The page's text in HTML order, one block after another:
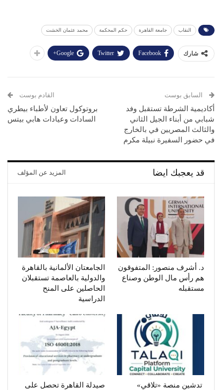
النقاب جامعة القاهرة حكم المحكمة محمد عثمان الخشت
شارك Facebook
Twitter
Google+
السابق بوست
أكاديمية الشرطة تستقبل وفد
شبابي من أبناء الجيل الثاني
والثالث المصريين في بالخارج
في حضور السفيرة نبيلة مكرم
القادم بوست
بروتوكول تعاون لأطباء بيطري
السادات وعيادات هابي بيتس
قد يعجبك ايضا المزيد عن المؤلف
د. أشرف منصور: المتفوقون
هم رأس مال الوطن وصناع
مستقبله
الجامعتان الألمانية بالقاهرة
والدولية بالعاصمة تستقبلان
الحاصلين على المنح
الدراسية
تدشين منصة «تلاقي»
صيدلة القاهرة تحصل على